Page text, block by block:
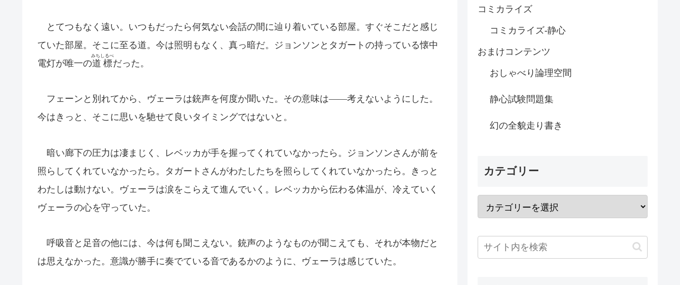
とてつもなく遠い。いつもだったら何気ない会話の間に辿り着いている部屋。すぐそこだと感じ
ていた部屋。そこに至る道。今は照明もなく、真っ暗だ。ジョンソンとタガートの持っている懐中
電灯が唯一の道標
みちしるべ
だった。
フェーンと別れてから、ヴェーラは銃声を何度か聞いた。その意味は――考えないようにした。
今はきっと、そこに思いを馳せて良いタイミングではないと。
暗い廊下の圧力は凄まじく、レベッカが手を握ってくれていなかったら。ジョンソンさんが前を
照らしてくれていなかったら。タガートさんがわたしたちを照らしてくれていなかったら。きっと
わたしは動けない。ヴェーラは涙をこらえて進んでいく。レベッカから伝わる体温が、冷えていく
ヴェーラの心を守っていた。
呼吸音と足音の他には、今は何も聞こえない。銃声のようなものが聞こえても、それが本物だと
は思えなかった。意識が勝手に奏でている音であるかのように、ヴェーラは感じていた。
コミカライズ
コミカライズ-静心
おまけコンテンツ
おしゃべり論理空間
静心試験問題集
幻の全貌走り書き
カテゴリー